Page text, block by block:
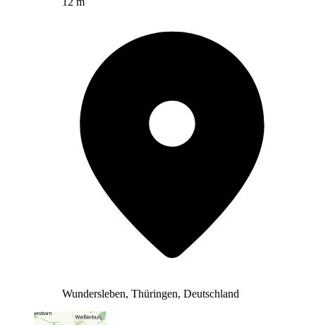
Wundersleben, Thüringen, Deutschland